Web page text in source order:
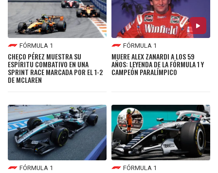
FÓRMULA 1
CHECO PÉREZ MUESTRA SU
ESPÍRITU COMBATIVO EN UNA
SPRINT RACE MARCADA POR EL 1-2
DE MCLAREN
FÓRMULA 1
MUERE ALEX ZANARDI A LOS 59
AÑOS: LEYENDA DE LA FÓRMULA 1 Y
CAMPEÓN PARALÍMPICO
FÓRMULA 1 FÓRMULA 1